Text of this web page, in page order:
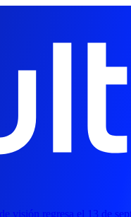
visión regresa el 13 de